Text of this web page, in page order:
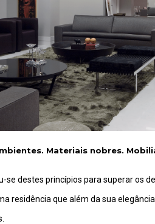
Materiais nobres.
se destes princípios para superar os
residência que além da sua